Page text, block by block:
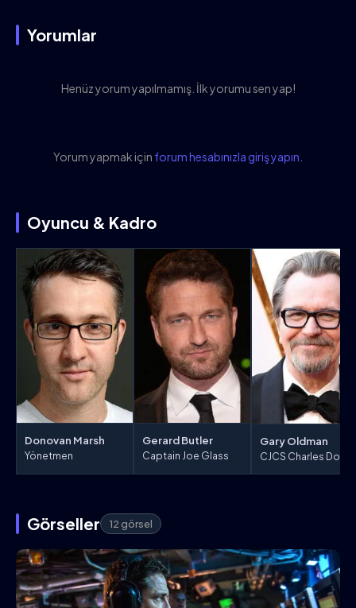
Yorumlar
Henüz yorum yapılmamış. İlk yorumu sen yap!
Yorum yapmak için forum hesabınızla giriş yapın
Oyuncu & Kadro
Donovan Marsh
Yönetmen
Gerard Butler
Captain Joe Glass
Gary Oldman
Görseller 12 görsel